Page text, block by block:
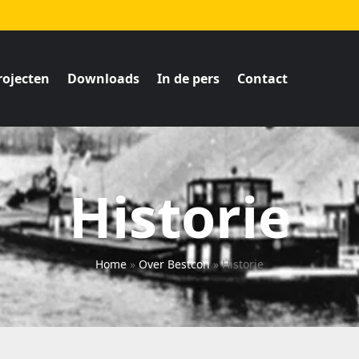
Downloads In de pers Contact
Historie
Home » Over Bestcon»Historie